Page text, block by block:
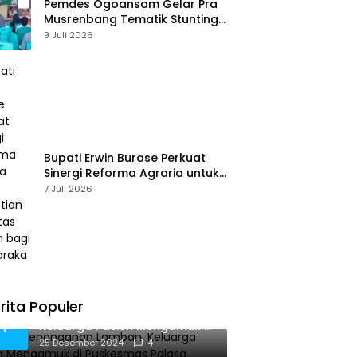
Pemdes Ogoansam Gelar Pra
Musrenbang Tematik Stunting
dan RKPDes 2027
9 Juli 2026
Bupati Erwin Burase Perkuat
Sinergi Reforma Agraria untuk
Kepastian Hak Atas Tanah
7 Juli 2026
Populer
1
Diduga Penanganan Lamban,
Keluarga Pasien Mengamuk di
Puskesmas Palasa
25 Desember 2024 4